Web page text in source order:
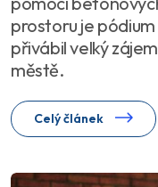
prostoru je pódium
přivábil velký
městě.
Celý článek